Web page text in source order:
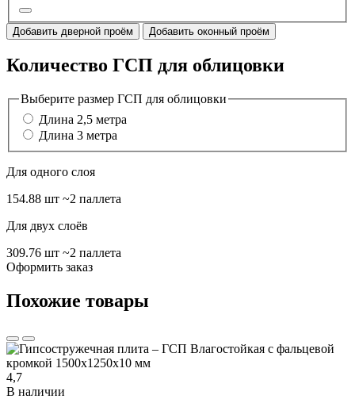
Добавить дверной проём Добавить оконный проём
Количество ГСП для облицовки
Выберите размер ГСП для облицовки
Длина 2,5 метра
Длина 3 метра
Для одного слоя
154.88 шт ~2 паллета
Для двух слоёв
309.76 шт ~2 паллета
Оформить заказ
Похожие товары
4,7
В наличии